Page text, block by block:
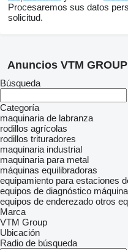
Procesaremos sus datos
solicitud.
Anuncios VTM GROUP
Búsqueda
Categoría
maquinaria de labranza
rodillos agrícolas
rodillos trituradores
maquinaria industrial
maquinaria para metal
máquinas equilibradoras
equipamiento para estaciones
equipos de diagnóstico
equipos de enderezado otros
Marca
VTM Group
Ubicación
Radio de búsqueda